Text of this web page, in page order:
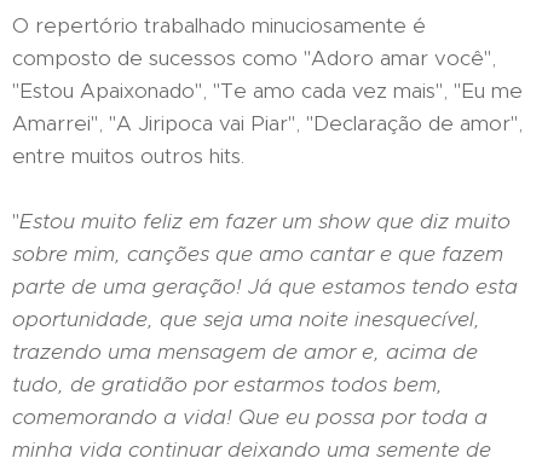
O repertório trabalhado minuciosamente é
composto de sucessos como "Adoro amar você",
"Estou Apaixonado", "Te amo cada vez mais", "Eu me
Amarrei", "A Jiripoca vai Piar", "Declaração de amor",
entre muitos outros hits.
"Estou muito feliz em fazer um show que diz muito
sobre mim, canções que amo cantar e que fazem
parte de uma geração! Já que estamos tendo esta
oportunidade, que seja uma noite inesquecível,
trazendo uma mensagem de amor e, acima de
tudo, de gratidão por estarmos todos bem,
comemorando a vida! Que eu possa por toda a
minha vida continuar deixando uma semente de